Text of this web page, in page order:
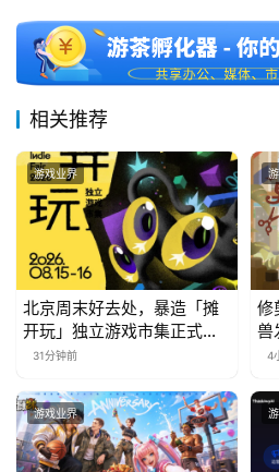
中
中
国
相关推荐
游戏业界
北京周末好去处，暴造「摊
开玩」独立游戏市集正式开
票！
31分钟前
修
兽
4
游戏业界